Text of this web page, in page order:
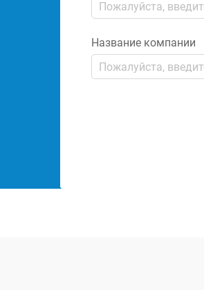
Название компании